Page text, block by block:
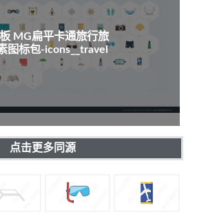
MG扁平卡通旅行旅
图标包-icons__travel
点击更多同源